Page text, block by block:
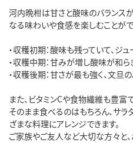
河内晩柑は甘さと酸味のバランス
なる味わいや食感を楽しむことがで
・収穫初期：酸味も残っていて、ジ
・収穫中期：甘みが増し酸味が和ら
・収穫後期：甘さが最も強く、文旦
また、ビタミンCや食物繊維も豊富
そのまま食べるのはもちろん、サラ
ざまな料理にアレンジできます。
ご家族やご友人など大切な方々と